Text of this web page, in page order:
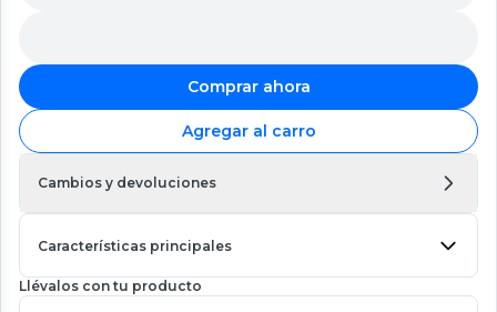
Comprar ahora
Agregar al carro
Cambios y devoluciones
Características principales
Llévalos con tu producto